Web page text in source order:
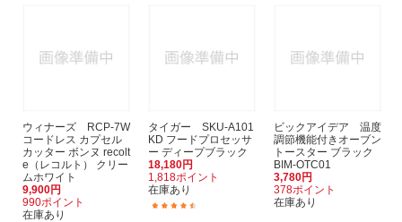
ウィナーズ RCP-7W
コードレス カプセル
カッター ボンヌ recolt
e（レコルト） クリー
ムホワイト
9,900円
990ポイント
在庫あり
タイガー SKU-A101
KD フードプロセッサ
ー ディープブラック
18,180円
1,818ポイント
在庫あり
ビックアイデア 温度
調節機能付きオーブン
トースター ブラック
BIM-OTC01
3,780円
378ポイント
在庫あり